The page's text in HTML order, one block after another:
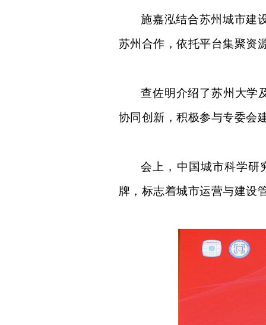
施嘉泓结合苏州城市建
苏州合作，依托平台集聚资
查佐明介绍了苏州大学
协同创新，积极参与专委会
会上，中国城市科学研
牌，标志着城市运营与建设